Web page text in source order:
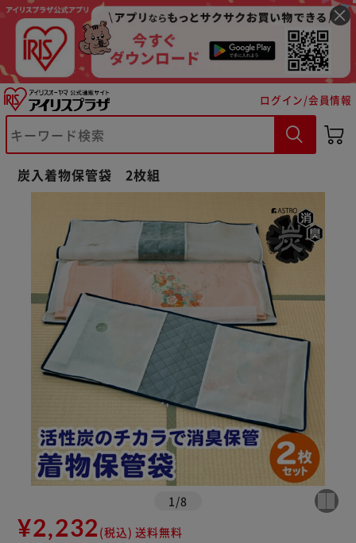
ログイン/会員情報
炭入着物保管袋 2枚組
1 /8
¥2,232 (税込) 送料無料
※ご確認ください
カートに入れる